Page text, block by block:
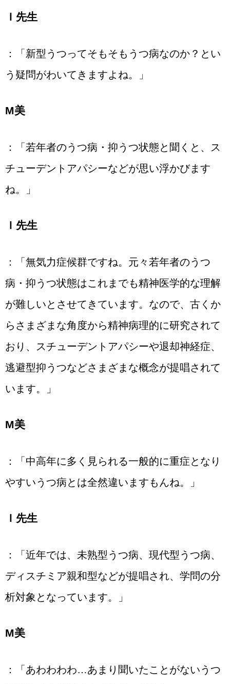
Ｉ先生
：「新型うつってそもそもうつ病なのか？とい
う疑問がわいてきますよね。」
М美
：「若年者のうつ病・抑うつ状態と聞くと、ス
チューデントアパシーなどが思い浮かびます
ね。」
Ｉ先生
：「無気力症候群ですね。元々若年者のうつ
病・抑うつ状態はこれまでも精神医学的な理解
が難しいとさせてきています。なので、古くか
らさまざまな角度から精神病理的に研究されて
おり、スチューデントアパシーや退却神経症、
逃避型抑うつなどさまざまな概念が提唱されて
います。」
М美
：「中高年に多く見られる一般的に重症となり
やすいうつ病とは全然違いますもんね。」
Ｉ先生
：「近年では、未熟型うつ病、現代型うつ病、
ディスチミア親和型などが提唱され、学問の分
析対象となっています。」
М美
：「あわわわわ…あまり聞いたことがないうつ